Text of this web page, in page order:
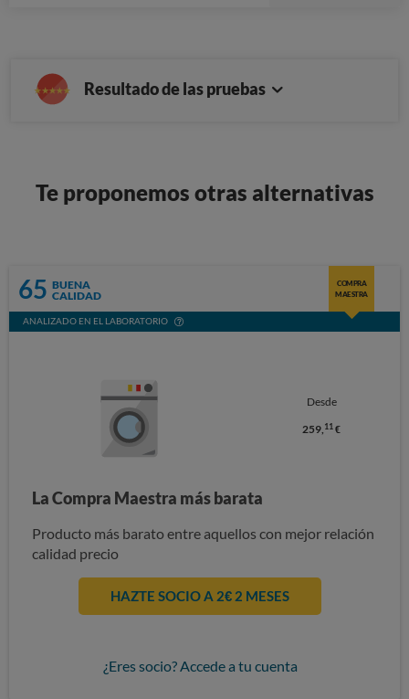
Resultado de las pruebas
Te proponemos otras alternativas
65 BUENA
CALIDAD
COMPRA
MAESTRA
ANALIZADO EN EL LABORATORIO
Desde
259,11 €
La Compra Maestra más barata
Producto más barato entre aquellos con mejor relación
calidad precio
HAZTE SOCIO A 2€ 2 MESES
¿Eres socio? Accede a tu cuenta